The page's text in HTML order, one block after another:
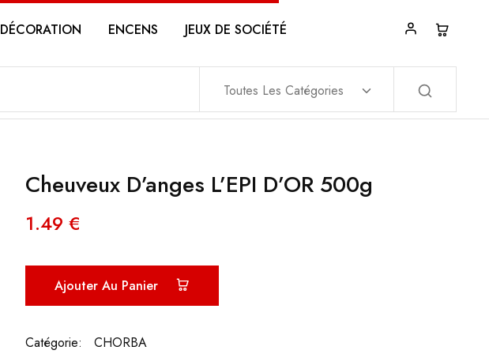
DÉCORATION ENCENS JEUX DE SOCIÉTÉ
Toutes Les Catégories
Cheuveux D’anges L’EPI D’OR 500g
1.49 €
Ajouter Au Panier
Catégorie:
CHORBA